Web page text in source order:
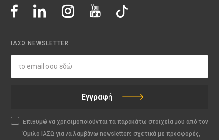
ΙΑΣΩ NEWSLETTER
Εγγραφή
Επιθυμώ να χρησιμοποιούνται τα παρακάτω στοιχεία μου από τον
Όμιλο ΙΑΣΩ για να λαμβάνω newsletters σχετικά με προσφορές,